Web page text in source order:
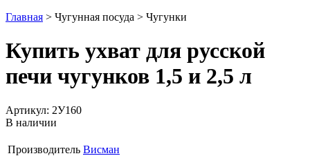
Главная > Чугунная посуда > Чугунки
Купить ухват для русской
печи чугунков 1,5 и 2,5 л
Артикул: 2У160
В наличии
Производитель Висман